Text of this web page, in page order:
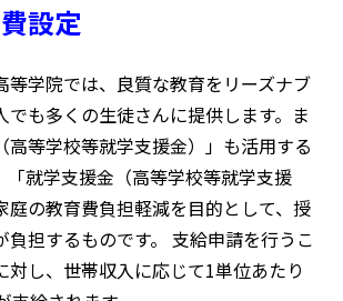
設定
等学院では、良質な教育をリーズナブ
でも多くの生徒さんに提供します。ま
高等学校等就学支援金）」も活用する
「就学支援金（高等学校等就学支援
庭の教育費負担軽減を目的として、授
負担するものです。 支給申請を行うこ
対し、世帯収入に応じて1単位あたり